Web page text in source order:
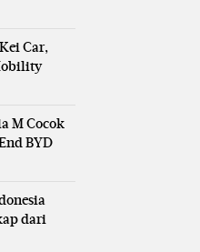
Car,
M Cocok
BYD
dari